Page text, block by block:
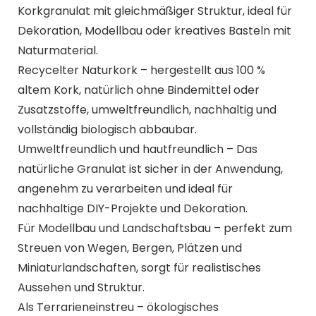
Korkgranulat mit gleichmäßiger Struktur, ideal für
Dekoration, Modellbau oder kreatives Basteln mit
Naturmaterial.
Recycelter Naturkork – hergestellt aus 100 %
altem Kork, natürlich ohne Bindemittel oder
Zusatzstoffe, umweltfreundlich, nachhaltig und
vollständig biologisch abbaubar.
Umweltfreundlich und hautfreundlich – Das
natürliche Granulat ist sicher in der Anwendung,
angenehm zu verarbeiten und ideal für
nachhaltige DIY-Projekte und Dekoration.
Für Modellbau und Landschaftsbau – perfekt zum
Streuen von Wegen, Bergen, Plätzen und
Miniaturlandschaften, sorgt für realistisches
Aussehen und Struktur.
Als Terrarieneinstreu – ökologisches